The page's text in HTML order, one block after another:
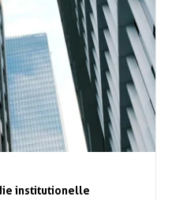
institutionelle